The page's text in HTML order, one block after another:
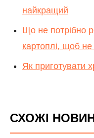
найкращий
Що не потрібно
картоплі, щоб не
Як приготувати
СХОЖІ